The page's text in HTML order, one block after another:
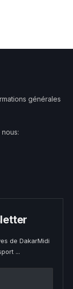
générales
de DakarMidi
...